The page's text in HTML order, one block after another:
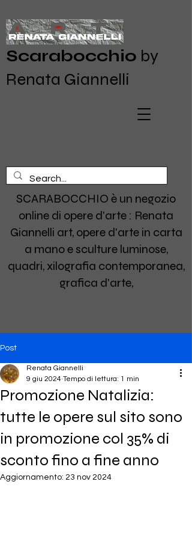
Scarabocchio by
Renata Giannelli
SCARABOCCHIO è un negozio
online di opere d'arte : Renata
Giannelli art, opere d'arte in carta
a mano e sculture luminose,
quadri, xilografia contemporanea,
grafica d'arte,
Post
Promozione Natalizia:
tutte le opere sul sito sono
in promozione col 35% di
sconto fino a fine anno
Renata Giannelli
9 giu 2024 Tempo di lettura: 1 min
Aggiornamento: 23 nov 2024